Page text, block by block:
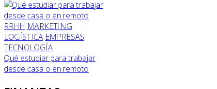
RRHH MARKETING
LOGÍSTICA EMPRESAS
TECNOLOGÍA
Qué estudiar para trabajar
desde casa o en remoto